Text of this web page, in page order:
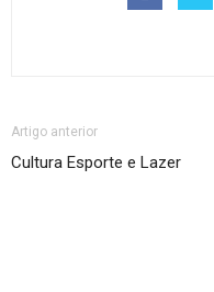
Artigo anterior
Cultura Esporte e Lazer